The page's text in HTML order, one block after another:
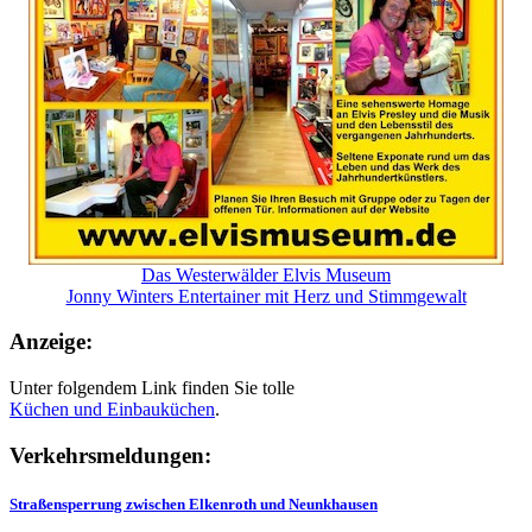
Das Westerwälder Elvis Museum
Jonny Winters Entertainer mit Herz und Stimmgewalt
Anzeige:
Unter folgendem Link finden Sie tolle
Küchen und Einbauküchen.
Verkehrsmeldungen:
Straßensperrung zwischen Elkenroth und Neunkhausen